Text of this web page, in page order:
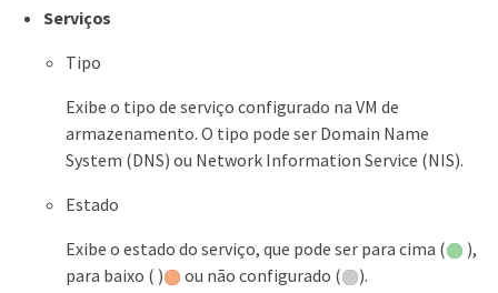
Serviços
Tipo
Exibe o tipo de serviço configurado na VM de
armazenamento. O tipo pode ser Domain Name
System (DNS) ou Network Information Service (NIS).
Estado
Exibe o estado do serviço, que pode ser para cima (
),
para baixo ( )
ou não configurado (
).